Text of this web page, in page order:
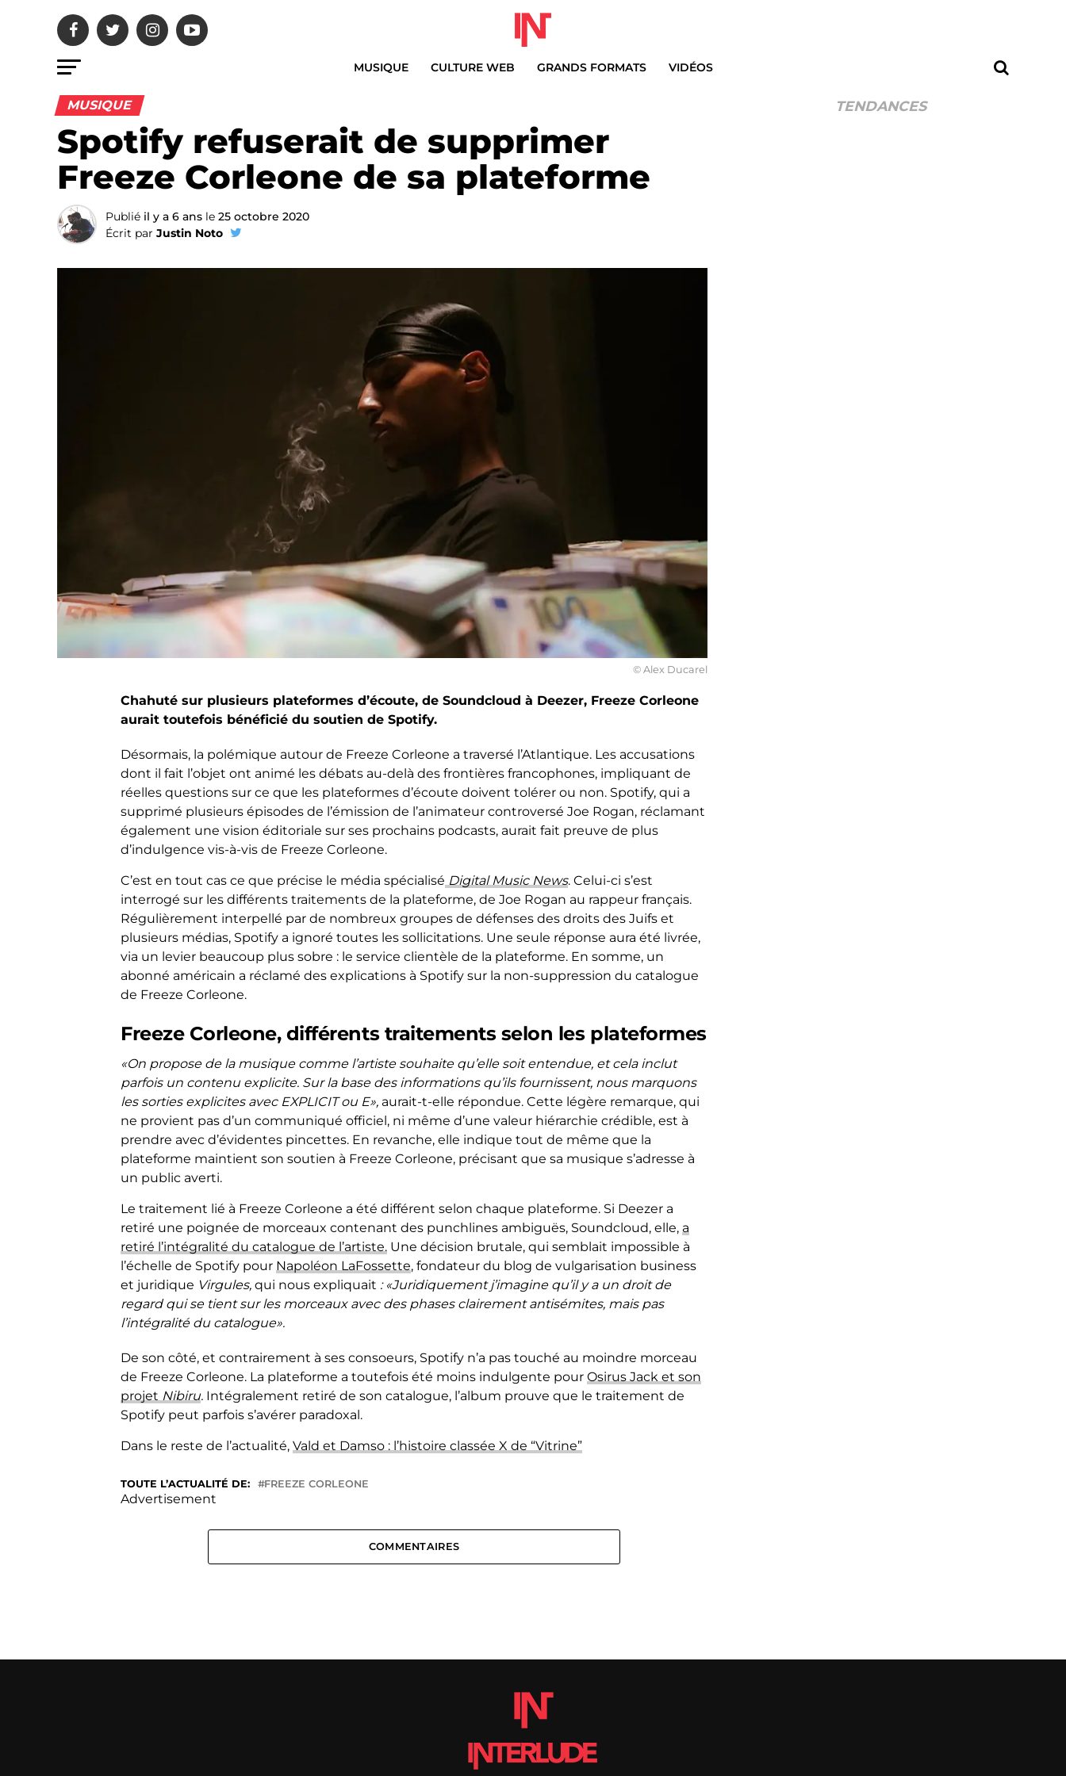
MUSIQUE CULTURE WEB GRANDS FORMATS VIDÉOS
MUSIQUE
Spotify refuserait de supprimer
Freeze Corleone de sa plateforme
Publié il y a 6 ans le 25 octobre 2020
Écrit par Justin Noto
© Alex Ducarel
Chahuté sur plusieurs plateformes d’écoute, de Soundcloud à Deezer, Freeze Corleone
aurait toutefois bénéficié du soutien de Spotify.
Désormais, la polémique autour de Freeze Corleone a traversé l’Atlantique. Les accusations
dont il fait l’objet ont animé les débats au-delà des frontières francophones, impliquant de
réelles questions sur ce que les plateformes d’écoute doivent tolérer ou non. Spotify, qui a
supprimé plusieurs épisodes de l’émission de l’animateur controversé Joe Rogan, réclamant
également une vision éditoriale sur ses prochains podcasts, aurait fait preuve de plus
d’indulgence vis-à-vis de Freeze Corleone.
C’est en tout cas ce que précise le média spécialisé Digital Music News. Celui-ci s’est
interrogé sur les différents traitements de la plateforme, de Joe Rogan au rappeur français.
Régulièrement interpellé par de nombreux groupes de défenses des droits des Juifs et
plusieurs médias, Spotify a ignoré toutes les sollicitations. Une seule réponse aura été livrée,
via un levier beaucoup plus sobre : le service clientèle de la plateforme. En somme, un
abonné américain a réclamé des explications à Spotify sur la non-suppression du catalogue
de Freeze Corleone.
Freeze Corleone, différents traitements selon les plateformes
«On propose de la musique comme l’artiste souhaite qu’elle soit entendue, et cela inclut
parfois un contenu explicite. Sur la base des informations qu’ils fournissent, nous marquons
les sorties explicites avec EXPLICIT ou E», aurait-t-elle répondue. Cette légère remarque, qui
ne provient pas d’un communiqué officiel, ni même d’une valeur hiérarchie crédible, est à
prendre avec d’évidentes pincettes. En revanche, elle indique tout de même que la
plateforme maintient son soutien à Freeze Corleone, précisant que sa musique s’adresse à
un public averti.
Le traitement lié à Freeze Corleone a été différent selon chaque plateforme. Si Deezer a
retiré une poignée de morceaux contenant des punchlines ambiguës, Soundcloud, elle, a
retiré l’intégralité du catalogue de l’artiste. Une décision brutale, qui semblait impossible à
l’échelle de Spotify pour Napoléon LaFossette, fondateur du blog de vulgarisation business
et juridique Virgules, qui nous expliquait : «Juridiquement j’imagine qu’il y a un droit de
regard qui se tient sur les morceaux avec des phases clairement antisémites, mais pas
l’intégralité du catalogue».
De son côté, et contrairement à ses consoeurs, Spotify n’a pas touché au moindre morceau
de Freeze Corleone. La plateforme a toutefois été moins indulgente pour Osirus Jack et son
projet Nibiru. Intégralement retiré de son catalogue, l’album prouve que le traitement de
Spotify peut parfois s’avérer paradoxal.
Dans le reste de l’actualité, Vald et Damso : l’histoire classée X de “Vitrine”
TOUTE L’ACTUALITÉ DE: FREEZE CORLEONE
Advertisement
COMMENTAIRES
TENDANCES